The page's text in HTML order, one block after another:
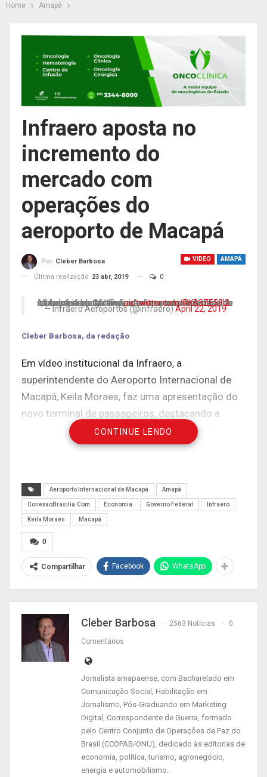
Home Amapá
Infraero aposta no
incremento do
mercado com
operações do
aeroporto de Macapá
VIDEO AMAPÁ
Por Cleber Barbosa
Última realização 23 abr, 2019 0
Inaugurado há 10 dias, o aeroporto de Amapá trouxe mais segurança, conforto e modernidade. A superintendente do novo Aeroporto Internacional de Macapá, Keyla Moraes, aponta as características da infraestrutura do terminal aéreo no vídeo produzido pela Infraero. Confira!pic.twitter.com/RKB3ZE59l2
— Infraero Aeroportos (@infraero)April 22, 2019
Cleber Barbosa, da redação
Em vídeo institucional da Infraero, a
superintendente do Aeroporto Internacional de
Macapá, Keila Moraes, faz uma apresentação do
novo terminal de passageiros, destacando a
pujança da mais nova unidade dos chamados
“aeroshoppings’ que a estatal de infraestrutura
CONTINUE LENDO
Aeroporto Internacional de Macapá Amapá
ConexaoBrasilia.Com Economia Governo Federal Infraero
Keila Moraes Macapá
0
Compartilhar Facebook WhatsApp
Cleber Barbosa 2563 Notícias 0
Comentários
Jornalista amapaense, com Bacharelado em
Comunicação Social, Habilitação em
Jornalismo, Pós-Graduando em Marketing
Digital, Correspondente de Guerra, formado
pelo Centro Conjunto de Operações de Paz do
Brasil (CCOPAB/ONU), dedicado às editorias de
economia, política, turismo, agronegócio,
energia e automobilismo.